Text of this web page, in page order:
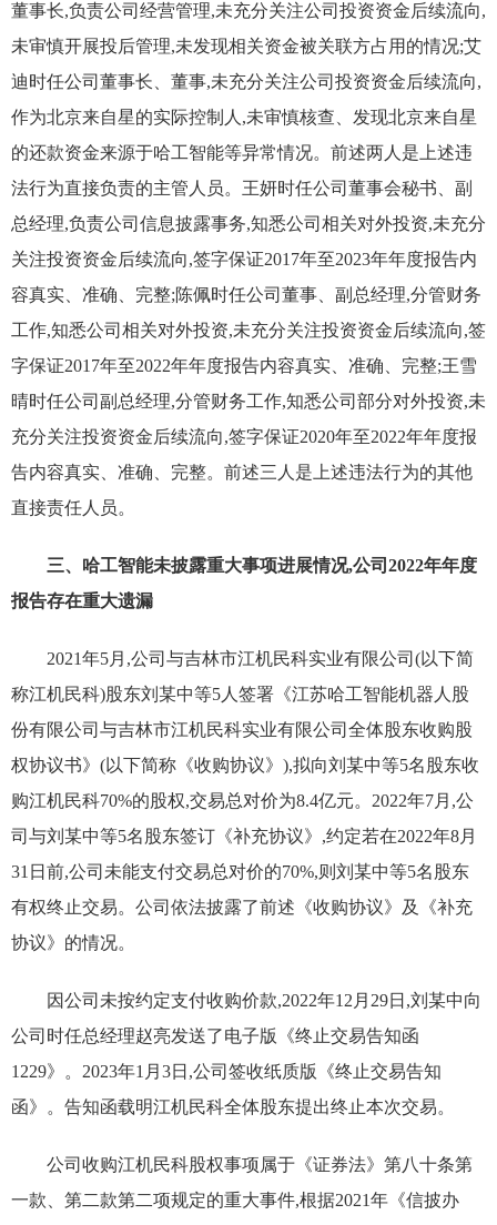
董事长,负责公司经营管理,未充分关注公司投资资金后续流向,
未审慎开展投后管理,未发现相关资金被关联方占用的情况;艾
迪时任公司董事长、董事,未充分关注公司投资资金后续流向,
作为北京来自星的实际控制人,未审慎核查、发现北京来自星
的还款资金来源于哈工智能等异常情况。前述两人是上述违
法行为直接负责的主管人员。王妍时任公司董事会秘书、副
总经理,负责公司信息披露事务,知悉公司相关对外投资,未充分
关注投资资金后续流向,签字保证2017年至2023年年度报告内
容真实、准确、完整;陈佩时任公司董事、副总经理,分管财务
工作,知悉公司相关对外投资,未充分关注投资资金后续流向,签
字保证2017年至2022年年度报告内容真实、准确、完整;王雪
晴时任公司副总经理,分管财务工作,知悉公司部分对外投资,未
充分关注投资资金后续流向,签字保证2020年至2022年年度报
告内容真实、准确、完整。前述三人是上述违法行为的其他
直接责任人员。
三、哈工智能未披露重大事项进展情况,公司2022年年度
报告存在重大遗漏
2021年5月,公司与吉林市江机民科实业有限公司(以下简
称江机民科)股东刘某中等5人签署《江苏哈工智能机器人股
份有限公司与吉林市江机民科实业有限公司全体股东收购股
权协议书》(以下简称《收购协议》),拟向刘某中等5名股东收
购江机民科70%的股权,交易总对价为8.4亿元。2022年7月,公
司与刘某中等5名股东签订《补充协议》,约定若在2022年8月
31日前,公司未能支付交易总对价的70%,则刘某中等5名股东
有权终止交易。公司依法披露了前述《收购协议》及《补充
协议》的情况。
因公司未按约定支付收购价款,2022年12月29日,刘某中向
公司时任总经理赵亮发送了电子版《终止交易告知函
1229》。2023年1月3日,公司签收纸质版《终止交易告知
函》。告知函载明江机民科全体股东提出终止本次交易。
公司收购江机民科股权事项属于《证券法》第八十条第
一款、第二款第二项规定的重大事件,根据2021年《信披办